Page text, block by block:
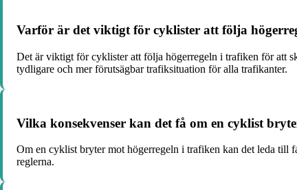
Varför är det viktigt för cyklister att följa
Det är viktigt för cyklister att följa högerregeln i trafiken för att
tydligare och mer förutsägbar trafiksituation för alla trafikanter.
Vilka konsekvenser kan det få om en cyklist
Om en cyklist bryter mot högerregeln i trafiken kan det leda till
reglerna.